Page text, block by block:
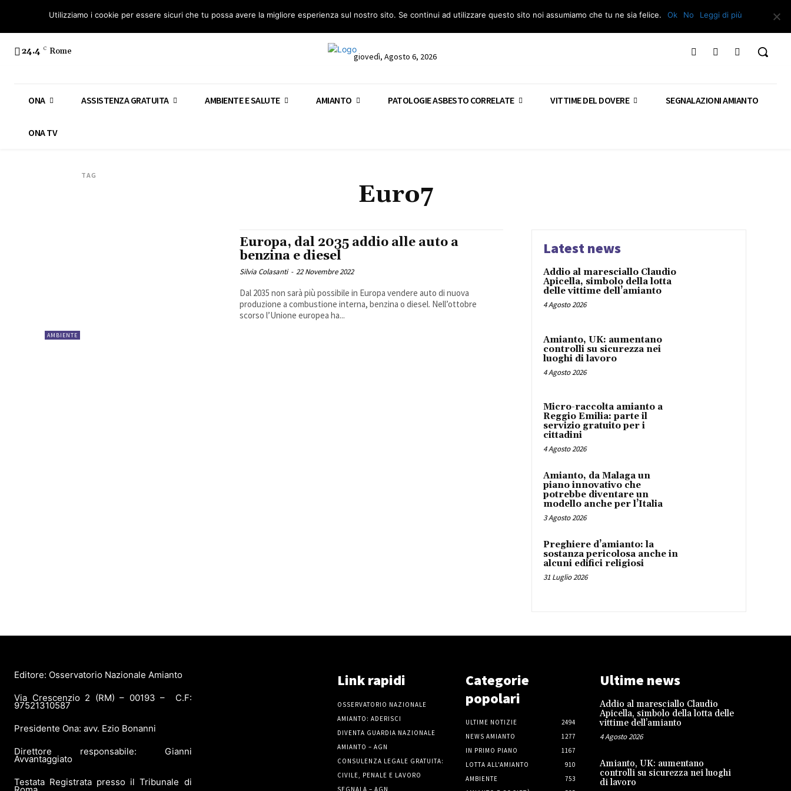
Osservatorio Nazionale Amianto: aderisci Diventa Guardia Nazionale Amianto – AGN Consulenza legale gratuita: civile, penale e lavoro Segnala – AGN Segnala – Repac
24.4 C Rome giovedì, Agosto 6, 2026
ONA ASSISTENZA GRATUITA AMBIENTE E SALUTE AMIANTO PATOLOGIE ASBESTO CORRELATE VITTIME DEL DOVERE SEGNALAZIONI AMIANTO
ONA TV
TAG
Euro7
AMBIENTE
Europa, dal 2035 addio alle auto a
benzina e diesel
Silvia Colasanti - 22 Novembre 2022
Dal 2035 non sarà più possibile in Europa vendere auto di nuova
produzione a combustione interna, benzina o diesel. Nell’ottobre
scorso l’Unione europea ha...
Latest news
Addio al maresciallo Claudio
Apicella, simbolo della lotta
delle vittime dell’amianto
4 Agosto 2026
Amianto, UK: aumentano
controlli su sicurezza nei
luoghi di lavoro
4 Agosto 2026
Micro-raccolta amianto a
Reggio Emilia: parte il
servizio gratuito per i
cittadini
4 Agosto 2026
Amianto, da Malaga un
piano innovativo che
potrebbe diventare un
modello anche per l’Italia
3 Agosto 2026
Preghiere d’amianto: la
sostanza pericolosa anche in
alcuni edifici religiosi
31 Luglio 2026
Editore: Osservatorio Nazionale Amianto
Via Crescenzio 2 (RM) – 00193 – C.F:
97521310587
Presidente Ona: avv. Ezio Bonanni
Direttore responsabile: Gianni
Avvantaggiato
Testata Registrata presso il Tribunale di
Link rapidi
OSSERVATORIO NAZIONALE
AMIANTO: ADERISCI
DIVENTA GUARDIA NAZIONALE
AMIANTO – AGN
CONSULENZA LEGALE GRATUITA:
CIVILE, PENALE E LAVORO
SEGNALA – AGN
Categorie
popolari
ULTIME NOTIZIE
2494
NEWS AMIANTO
1277
IN PRIMO PIANO
1167
LOTTA ALL'AMIANTO
910
AMBIENTE
753
Ultime news
Addio al maresciallo Claudio
Apicella, simbolo della lotta delle
vittime dell’amianto
4 Agosto 2026
Amianto, UK: aumentano
controlli su sicurezza nei luoghi
di lavoro
Utilizziamo i cookie per essere sicuri che tu possa avere la migliore esperienza sul nostro sito. Se continui ad utilizzare questo sito noi assumiamo che tu ne sia felice. Ok No Leggi di più